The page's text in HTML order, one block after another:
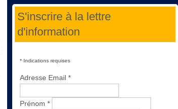
S'inscrire à la lettre
d'information
* Indications requises
Adresse Email *
Prénom *